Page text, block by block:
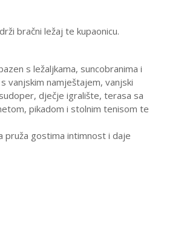
bračni ležaj te kupaonicu.
s ležaljkama, suncobranima i
vanjskim namještajem, vanjski
dječje igralište, terasa sa
pikadom i stolnim tenisom te
pruža gostima intimnost i daje